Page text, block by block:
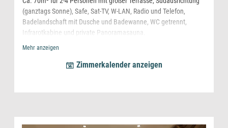
(ganztags Sonne), Safe, Sat-TV, W-LAN, Radio und Telefon,
Badelandschaft mit Dusche und Badewanne, WC getrennt,
Infrarotkabine und private Panoramasauna.
Flauschige Bademäntel und Hauspatschen leihweise am Zimmer
Espresso Kaffeemaschine mit kostenfreien Pads
Mehr anzeigen
Zimmerkalender anzeigen